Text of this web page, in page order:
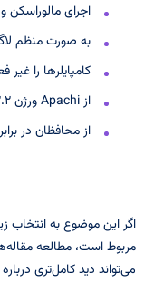
اجرای
به صورت منظم
کامپایلرها را غیر
از Apachi ورژن ۲.۲ و بالاتر ستفاده نمایید.
از محافظان در برابر DِِDos از قبیل Cloud flare استفاده نمایید
اگر این موضوع به انتخاب
مربوط است، مطالعه
می‌تواند دید کامل‌تری